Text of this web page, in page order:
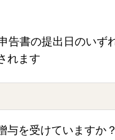
告書の提出日のいず
れます
与を受けていますか？